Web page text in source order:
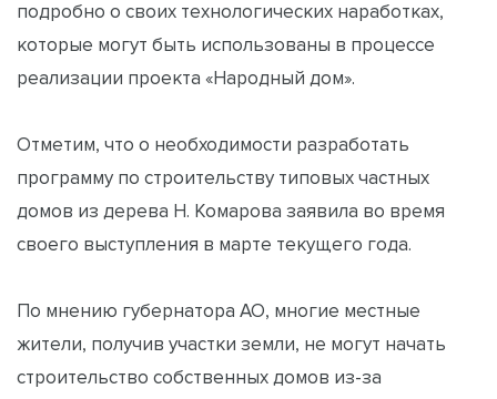
подробно о своих технологических наработках,
которые могут быть использованы в процессе
реализации проекта «Народный дом».
Отметим, что о необходимости разработать
программу по строительству типовых частных
домов из дерева Н. Комарова заявила во время
своего выступления в марте текущего года.
По мнению губернатора АО, многие местные
жители, получив участки земли, не могут начать
строительство собственных домов из-за